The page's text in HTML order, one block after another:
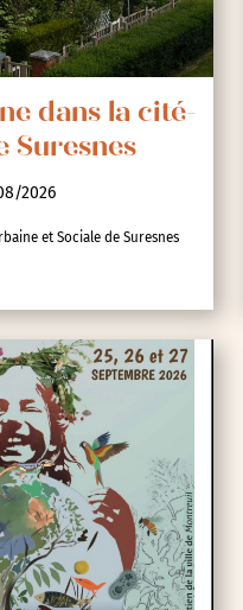
dans la cité-
Suresnes
2026
et Sociale de Suresnes